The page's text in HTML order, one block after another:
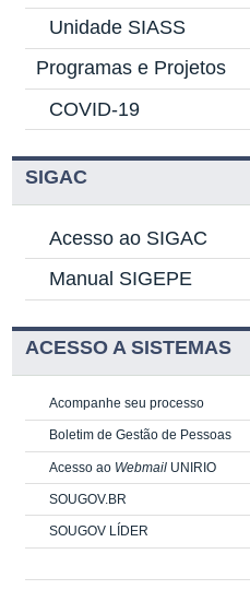
Unidade SIASS
Programas e Projetos
COVID-19
SIGAC
Acesso ao SIGAC
Manual SIGEPE
ACESSO A SISTEMAS
Acompanhe seu processo
Boletim de Gestão de Pessoas
Acesso ao Webmail UNIRIO
SOUGOV.BR
SOUGOV LÍDER